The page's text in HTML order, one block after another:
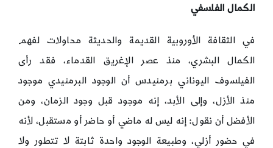
الكمال الفلسفي
في الثقافة الأوروبية القديمة والحديثة محاولات لفهم
الكمال البشري، منذ عصر الإغريق القدماء، فقد رأى
الفيلسوف اليوناني برمنيدس أن الوجود البرمنيدي موجود
منذ الأزل، وإلى الأبد، إنه موجود قبل وجود الزمان، ومن
الأفضل أن نقول: إنه ليس له ماضي أو حاضر أو مستقبل، لأنه
في حضور أزلي، وطبيعة الوجود واحدة ثابتة لا تتطور ولا